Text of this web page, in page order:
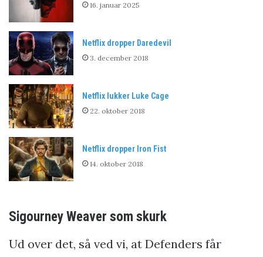
16. januar 2025
Netflix dropper Daredevil
3. december 2018
Netflix lukker Luke Cage
22. oktober 2018
Netflix dropper Iron Fist
14. oktober 2018
Sigourney Weaver som skurk
Ud over det, så ved vi, at Defenders får